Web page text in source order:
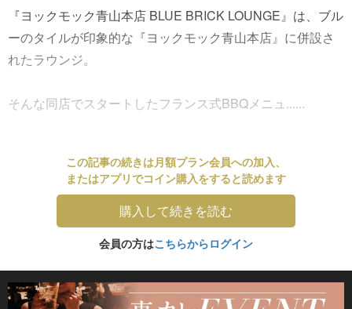
『ヨックモック青山本店 BLUE BRICK LOUNGE』は、ブル
ーのタイルが印象的な『ヨックモック青山本店』に併設さ
れたラウンジ。
そんな同店でスタートしたフランス式BBQメニュ......
この記事の続きは月額プラン会員への加入、
またはアプリでコイン購入をすると読めます
購入して続きを読む
会員の方はこちらからログイン